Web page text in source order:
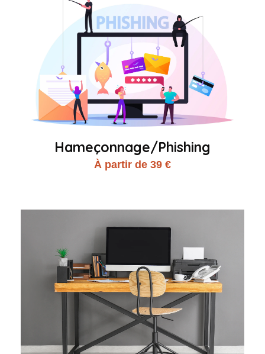
Hameçonnage/Phishing
À partir de 39 €